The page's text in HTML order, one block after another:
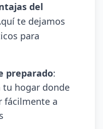
del
te dejamos
para
preparado:
tu hogar donde
fácilmente a